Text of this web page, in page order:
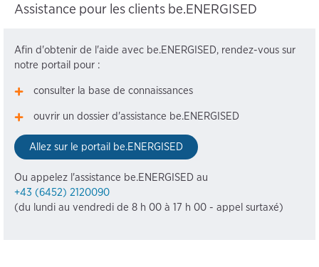
Assistance pour les clients be.ENERGISED
Afin d'obtenir de l'aide avec be.ENERGISED, rendez-vous sur
notre portail pour :
consulter la base de connaissances
ouvrir un dossier d'assistance be.ENERGISED
Allez sur le portail be.ENERGISED
Ou appelez l'assistance be.ENERGISED au
+43 (6452) 2120090
(du lundi au vendredi de 8 h 00 à 17 h 00 - appel surtaxé)